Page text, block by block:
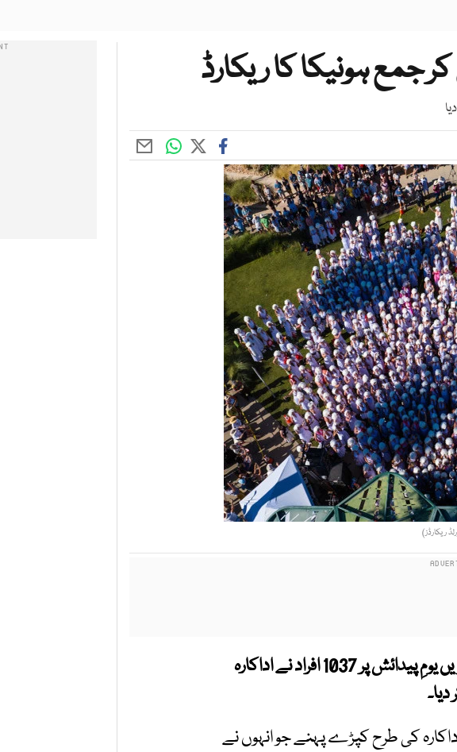
جمع ہونیکا کا ریکارڈ
ریکارڈز)
امریکا میں ماضی کی مشہور اداکارہ مارلِن منرو کے 100 ویں یومِ پیدائش پر 1037 افراد نے اداکارہ
کی طرح کپڑے پہنے جو انہوں نے